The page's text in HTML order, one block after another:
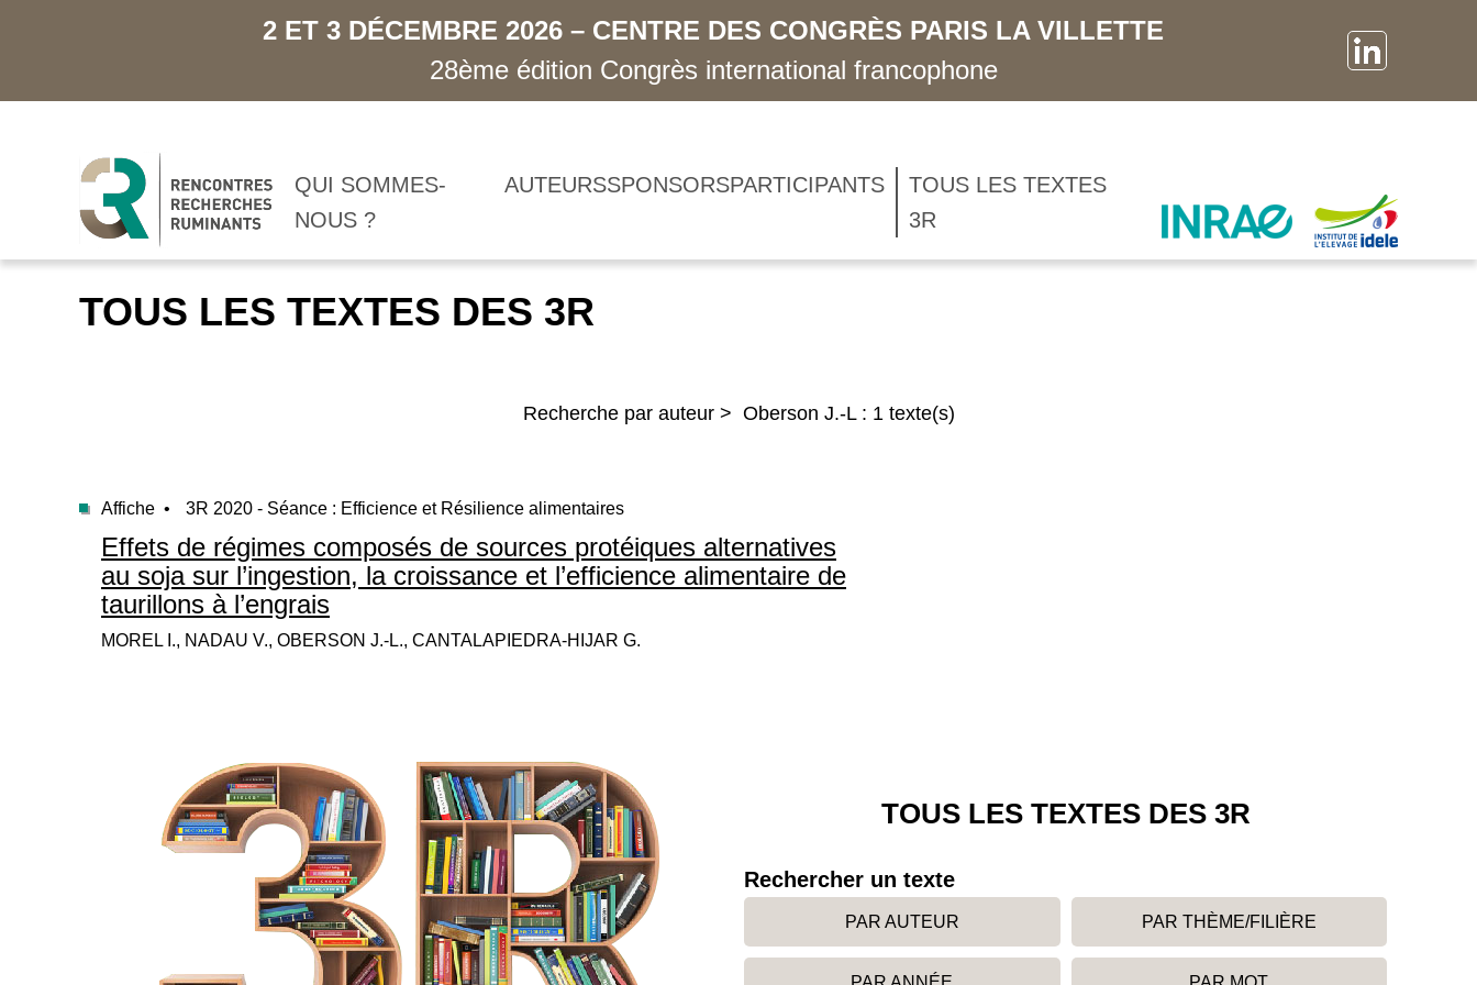
2 ET 3 DÉCEMBRE 2026 – CENTRE DES CONGRÈS PARIS LA VILLETTE
28ème édition Congrès international francophone
QUI SOMMES-
NOUS ?
AUTEURSSPONSORSPARTICIPANTS
TOUS LES TEXTES
3R
TOUS LES TEXTES DES 3R
Recherche par auteur > Oberson J.-L : 1 texte(s)
Affiche • 3R 2020 - Séance : Efficience et Résilience alimentaires
Effets de régimes composés de sources protéiques alternatives
au soja sur l’ingestion, la croissance et l’efficience alimentaire de
taurillons à l’engrais
MOREL I., NADAU V., OBERSON J.-L., CANTALAPIEDRA-HIJAR G.
TOUS LES TEXTES DES 3R
Rechercher un texte
PAR AUTEUR PAR THÈME/FILIÈRE